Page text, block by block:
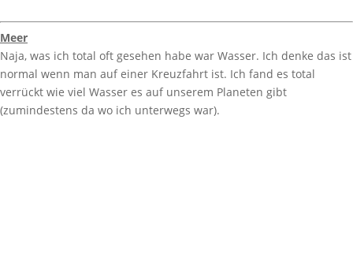
Meer
Naja, was ich total oft gesehen habe war Wasser. Ich denke das ist
normal wenn man auf einer Kreuzfahrt ist. Ich fand es total
verrückt wie viel Wasser es auf unserem Planeten gibt
(zumindestens da wo ich unterwegs war).